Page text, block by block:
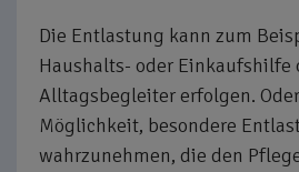
Die Entlastung kann zum
Haushalts- oder Einkaufshilfe
Alltagsbegleiter erfolgen.
Möglichkeit, besondere
wahrzunehmen, die den